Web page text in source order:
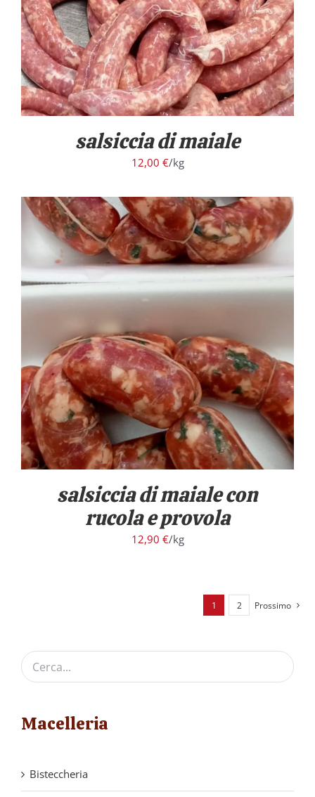
salsiccia di maiale
12,00 €/kg
/ DETTAGLI
salsiccia di maiale con
rucola e provola
12,90 €/kg
1 2 Prossimo
Macelleria
Bisteccheria